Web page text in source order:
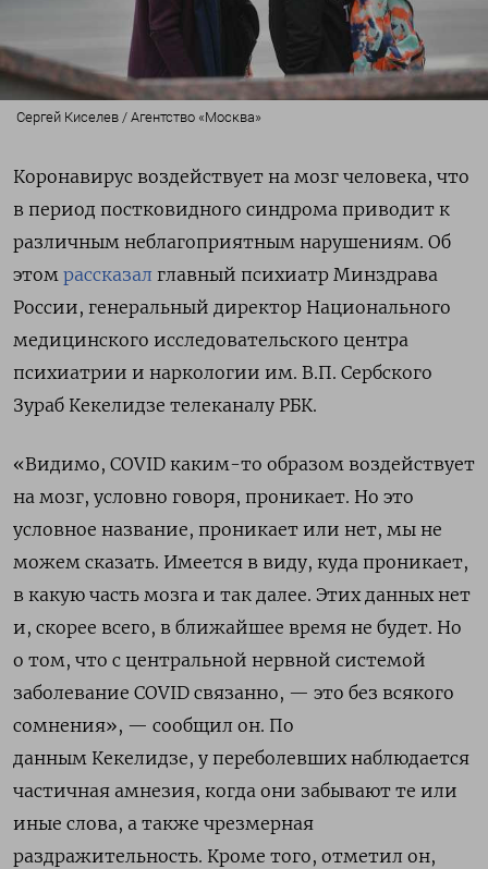
Сергей Киселев / Агентство «Москва»
Коронавирус воздействует на мозг человека, что
в период постковидного синдрома приводит к
различным неблагоприятным нарушениям. Об
этом рассказал главный психиатр Минздрава
России, генеральный директор Национального
медицинского исследовательского центра
психиатрии и наркологии им. В.П. Сербского
Зураб Кекелидзе телеканалу РБК.
«Видимо, COVID каким-то образом воздействует
на мозг, условно говоря, проникает. Но это
условное название, проникает или нет, мы не
можем сказать. Имеется в виду, куда проникает,
в какую часть мозга и так далее. Этих данных нет
и, скорее всего, в ближайшее время не будет. Но
о том, что с центральной нервной системой
заболевание COVID связанно, — это без всякого
сомнения», — сообщил он. По
данным Кекелидзе, у переболевших наблюдается
частичная амнезия, когда они забывают те или
иные слова, а также чрезмерная
раздражительность. Кроме того, отметил он,